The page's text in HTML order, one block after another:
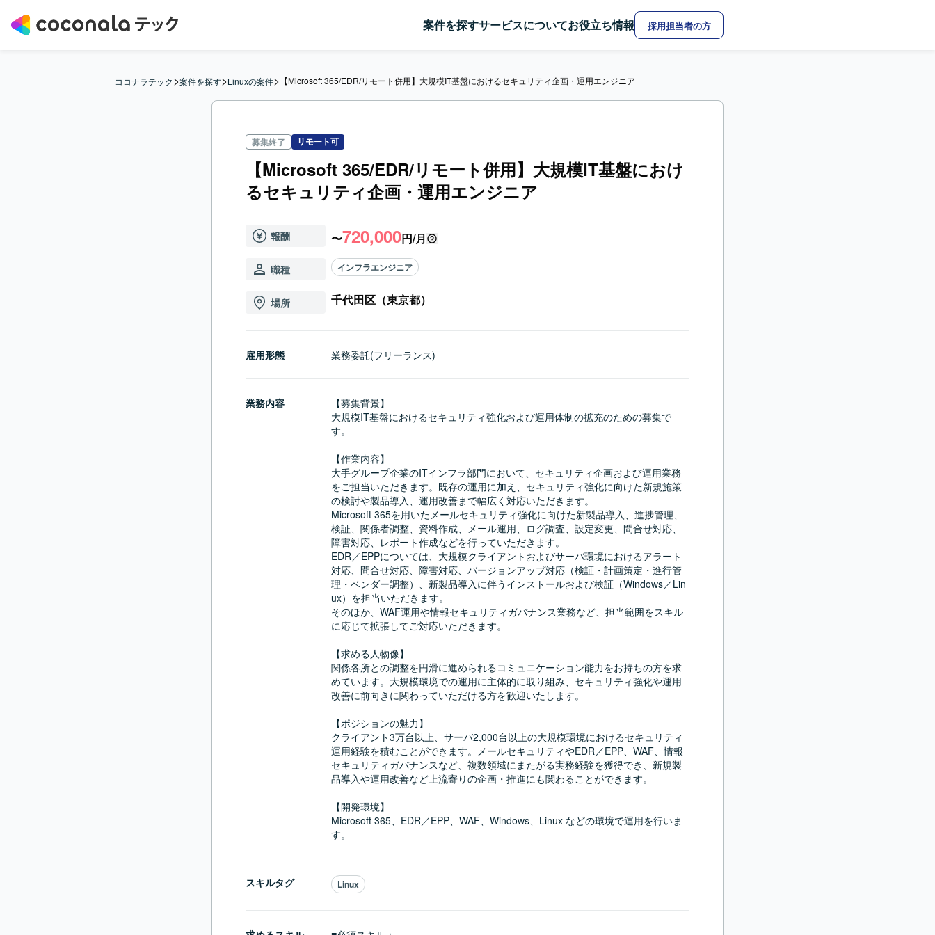
案件を探すサービスについてお役立ち情報 採用担当者の方
ココナラテック>案件を探す>Linuxの案件> 【Microsoft 365/EDR/リモート併用】大規模IT基盤におけるセキュリティ企画・運用エンジニア
募集終了 リモート可
【Microsoft 365/EDR/リモート併用】大規模IT基盤におけ
るセキュリティ企画・運用エンジニア
報酬 〜720,000円/月
職種 インフラエンジニア
場所 千代田区（東京都）
雇用形態 業務委託(フリーランス)
業務内容
【募集背景】
大規模IT基盤におけるセキュリティ強化および運用体制の拡充のための募集で
す。
【作業内容】
大手グループ企業のITインフラ部門において、セキュリティ企画および運用業務
をご担当いただきます。既存の運用に加え、セキュリティ強化に向けた新規施策
の検討や製品導入、運用改善まで幅広く対応いただきます。
Microsoft 365を用いたメールセキュリティ強化に向けた新製品導入、進捗管理、
検証、関係者調整、資料作成、メール運用、ログ調査、設定変更、問合せ対応、
障害対応、レポート作成などを行っていただきます。
EDR／EPPについては、大規模クライアントおよびサーバ環境におけるアラート
対応、問合せ対応、障害対応、バージョンアップ対応（検証・計画策定・進行管
理・ベンダー調整）、新製品導入に伴うインストールおよび検証（Windows／Lin
ux）を担当いただきます。
そのほか、WAF運用や情報セキュリティガバナンス業務など、担当範囲をスキル
に応じて拡張してご対応いただきます。
【求める人物像】
関係各所との調整を円滑に進められるコミュニケーション能力をお持ちの方を求
めています。大規模環境での運用に主体的に取り組み、セキュリティ強化や運用
改善に前向きに関わっていただける方を歓迎いたします。
【ポジションの魅力】
クライアント3万台以上、サーバ2,000台以上の大規模環境におけるセキュリティ
運用経験を積むことができます。メールセキュリティやEDR／EPP、WAF、情報
セキュリティガバナンスなど、複数領域にまたがる実務経験を獲得でき、新規製
品導入や運用改善など上流寄りの企画・推進にも関わることができます。
【開発環境】
Microsoft 365、EDR／EPP、WAF、Windows、Linux などの環境で運用を行いま
す。
スキルタグ Linux